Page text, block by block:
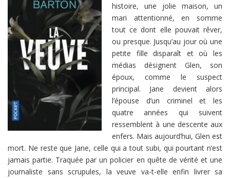
histoire, une jolie maison, un
mari attentionné, en somme
tout ce dont elle pouvait rêver,
ou presque. Jusqu’au jour où une
petite fille disparaît et où les
médias désignent Glen, son
époux, comme le suspect
principal. Jane devient alors
l’épouse d’un criminel et les
quatre années qui suivent
ressemblent à une descente aux
enfers. Mais aujourd’hui, Glen est
mort. Ne reste que Jane, celle qui a tout subi, qui pourtant n’est
jamais partie. Traquée par un policier en quête de vérité et une
journaliste sans scrupules, la veuve va-t-elle enfin livrer sa